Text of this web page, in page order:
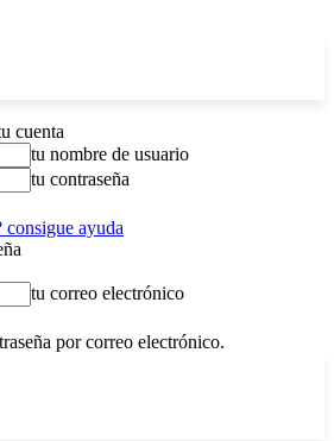
cuenta
tu nombre de usuario
tu contraseña
consigue ayuda
tu correo electrónico
por correo electrónico.